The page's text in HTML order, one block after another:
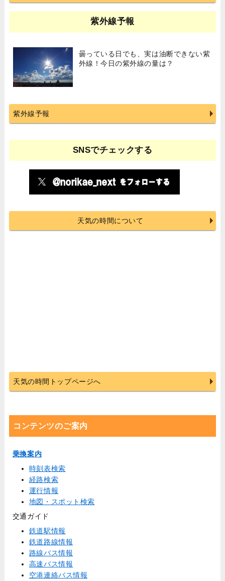
紫外線予報
曇っている日でも、実は油断できない紫
外線！今日の紫外線の量は？
紫外線予報
SNSでチェックする
天気の時間について
天気の時間トップページへ
コンテンツのご案内
乗換案内
時刻表検索
経路検索
運行情報
地図・スポット検索
交通ガイド
鉄道駅情報
鉄道路線情報
路線バス情報
高速バス情報
空港連絡バス情報